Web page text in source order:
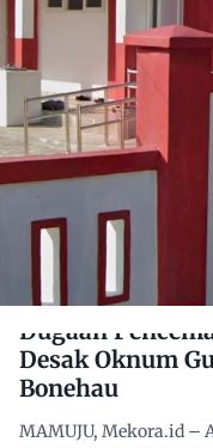
Dugaan
Desak Oknum
Bonehau
MAMUJU, Mekora.id –